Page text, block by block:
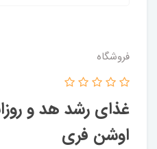
فروشگاه
اوشن فری